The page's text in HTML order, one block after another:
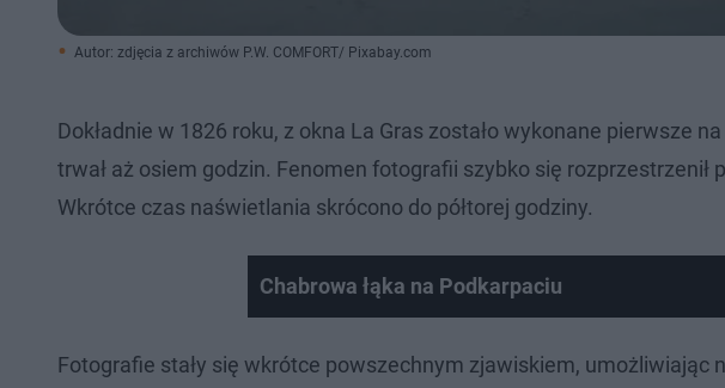
Autor: zdjęcia z archiwów P.W. COMFORT/ Pixabay.com
Dokładnie w 1826 roku, z okna La Gras zostało wykonane pierwsze
trwał aż osiem godzin. Fenomen fotografii szybko się rozprzestrzenił
Wkrótce czas naświetlania skrócono do półtorej godziny.
Chabrowa łąka na Podkarpaciu
Fotografie stały się wkrótce powszechnym zjawiskiem, umożliwiając